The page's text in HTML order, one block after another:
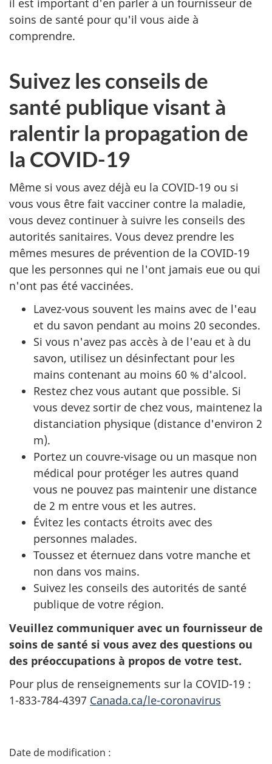
il est important d'en parler à un fournisseur de
soins de santé pour qu'il vous aide à
comprendre.
Suivez les conseils de
santé publique visant à
ralentir la propagation de
la COVID-19
Même si vous avez déjà eu la COVID-19 ou si
vous vous être fait vacciner contre la maladie,
vous devez continuer à suivre les conseils des
autorités sanitaires. Vous devez prendre les
mêmes mesures de prévention de la COVID-19
que les personnes qui ne l'ont jamais eue ou qui
n'ont pas été vaccinées.
Lavez-vous souvent les mains avec de l'eau
et du savon pendant au moins 20 secondes.
Si vous n'avez pas accès à de l'eau et à du
savon, utilisez un désinfectant pour les
mains contenant au moins 60 % d'alcool.
Restez chez vous autant que possible. Si
vous devez sortir de chez vous, maintenez la
distanciation physique (distance d'environ 2
m).
Portez un couvre-visage ou un masque non
médical pour protéger les autres quand
vous ne pouvez pas maintenir une distance
de 2 m entre vous et les autres.
Évitez les contacts étroits avec des
personnes malades.
Toussez et éternuez dans votre manche et
non dans vos mains.
Suivez les conseils des autorités de santé
publique de votre région.
Veuillez communiquer avec un fournisseur de
soins de santé si vous avez des questions ou
des préoccupations à propos de votre test.
Pour plus de renseignements sur la COVID-19 :
1-833-784-4397 Canada.ca/le-coronavirus
D